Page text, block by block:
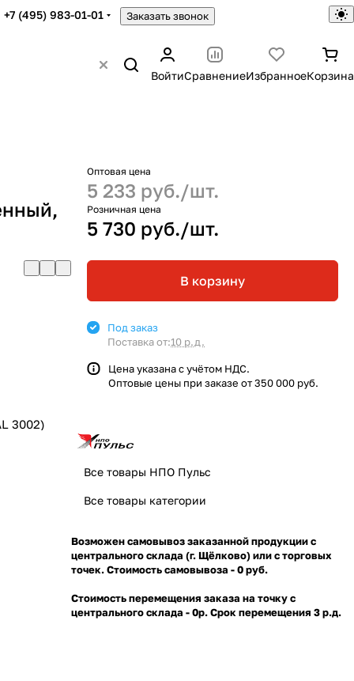
+7 (495) 983-01-01 Заказать звонок
ВойтиСравнениеИзбранноеКорзина
3002)
Оптовая цена
5 233 руб./шт.
Розничная цена
5 730 руб./шт.
В корзину
Под заказ
Поставка от:10 р.д.
Цена указана с учётом НДС.
Оптовые цены при заказе от 350 000 руб.
Все товары НПО Пульс
Все товары категории
Возможен самовывоз заказанной продукции с
центрального склада (г. Щёлково) или с торговых
точек. Стоимость самовывоза - 0 руб.
Стоимость перемещения заказа на точку с
центрального склада - 0р. Срок перемещения 3 р.д.